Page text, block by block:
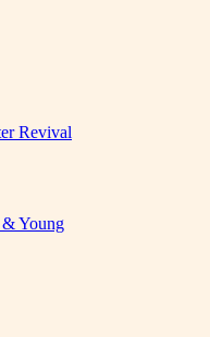
Revival
Young